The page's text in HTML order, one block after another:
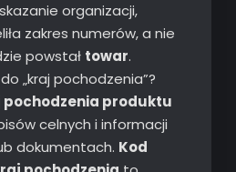
organizacji,
zakres numerów, a nie
powstał towar.
„kraj pochodzenia”?
pochodzenia produktu
celnych i informacji
dokumentach. Kod